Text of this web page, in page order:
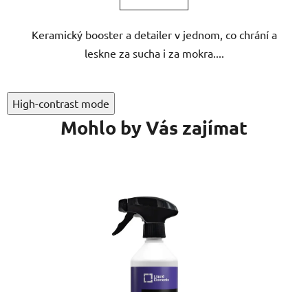
Keramický booster a detailer v jednom, co chrání a
leskne za sucha i za mokra....
High-contrast mode
Mohlo by Vás zajímat